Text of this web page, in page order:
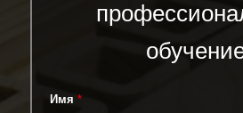
Имя *